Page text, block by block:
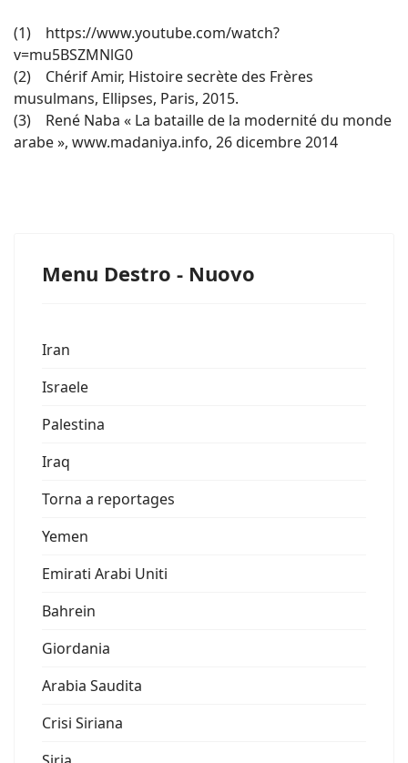
(1) https://www.youtube.com/watch?
v=mu5BSZMNlG0
(2) Chérif Amir, Histoire secrète des Frères
musulmans, Ellipses, Paris, 2015.
(3) René Naba « La bataille de la modernité du monde
arabe », www.madaniya.info, 26 dicembre 2014
Menu Destro - Nuovo
Iran
Israele
Palestina
Iraq
Torna a reportages
Yemen
Emirati Arabi Uniti
Bahrein
Giordania
Arabia Saudita
Crisi Siriana